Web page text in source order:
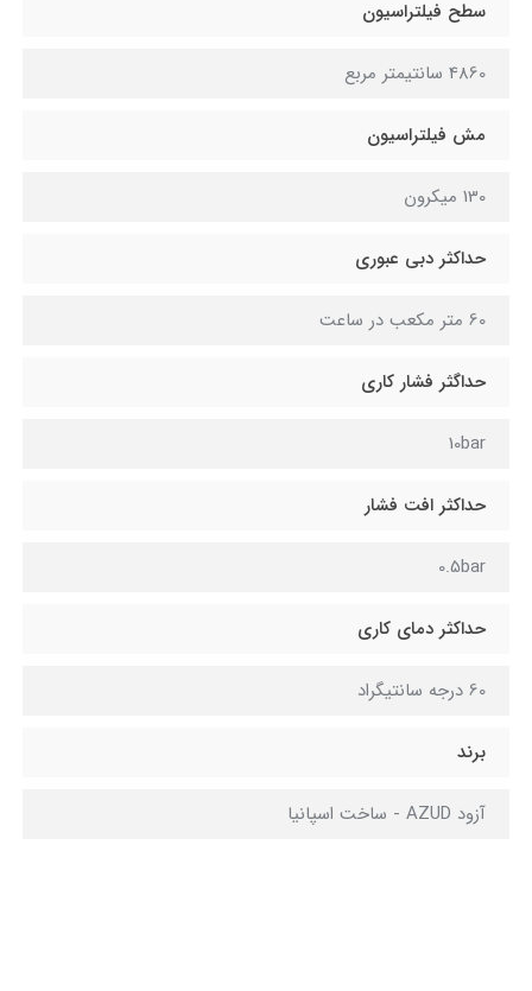
سطح فیلتراسیون
4860 سانتیمتر مربع
مش فیلتراسیون
130 میکرون
حداکثر دبی عبوری
60 متر مکعب در ساعت
حداگثر فشار کاری
10bar
حداکثر افت فشار
0.5bar
حداکثر دمای کاری
60 درجه سانتیگراد
برند
آزود AZUD - ساخت اسپانیا